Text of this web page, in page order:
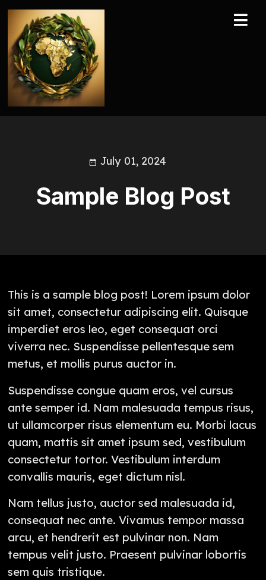
July 01, 2024
Sample Blog Post
This is a sample blog post! Lorem ipsum dolor
sit amet, consectetur adipiscing elit. Quisque
imperdiet eros leo, eget consequat orci
viverra nec. Suspendisse pellentesque sem
metus, et mollis purus auctor in.
Suspendisse congue quam eros, vel cursus
ante semper id. Nam malesuada tempus risus,
ut ullamcorper risus elementum eu. Morbi lacus
quam, mattis sit amet ipsum sed, vestibulum
consectetur tortor. Vestibulum interdum
convallis mauris, eget dictum nisl.
Nam tellus justo, auctor sed malesuada id,
consequat nec ante. Vivamus tempor massa
arcu, et hendrerit est pulvinar non. Nam
tempus velit justo. Praesent pulvinar lobortis
sem quis tristique.